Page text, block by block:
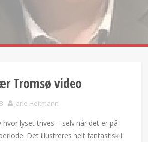
Tromsø video
Jarle Heitmann
hvor lyset trives – selv når det er på
Det illustreres helt fantastisk i